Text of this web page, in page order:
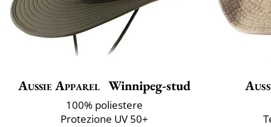
Aussie Apparel Winnipeg-stud
100% poliestere
Protezione UV 50+